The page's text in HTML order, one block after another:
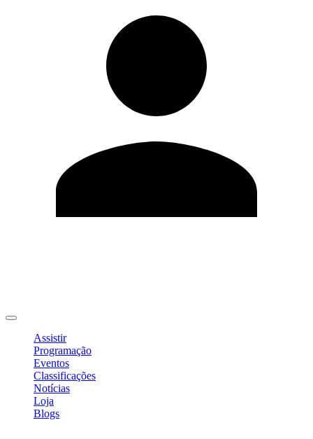
Assistir
Programação
Eventos
Classificações
Notícias
Loja
Blogs